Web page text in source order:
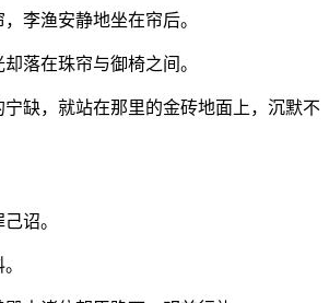
李渔安静地坐在帘后。
落在珠帘与御椅之间。
缺，就站在那里的金砖地面上，沉默不
诏。